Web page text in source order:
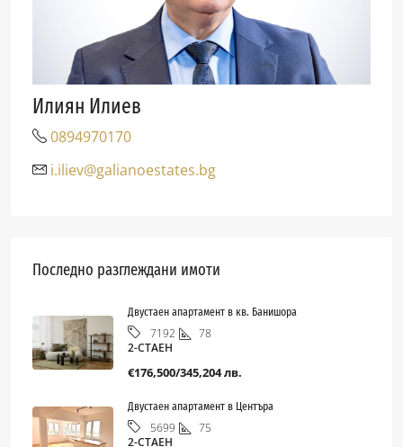
Илиян Илиев
0894970170
i.iliev@galianoestates.bg
Последно разглеждани имоти
Двустаен апартамент в кв. Банишора
7192
78
2-СТАЕН
€176,500/345,204 лв.
Двустаен апартамент в Центъра
5699
75
2-СТАЕН